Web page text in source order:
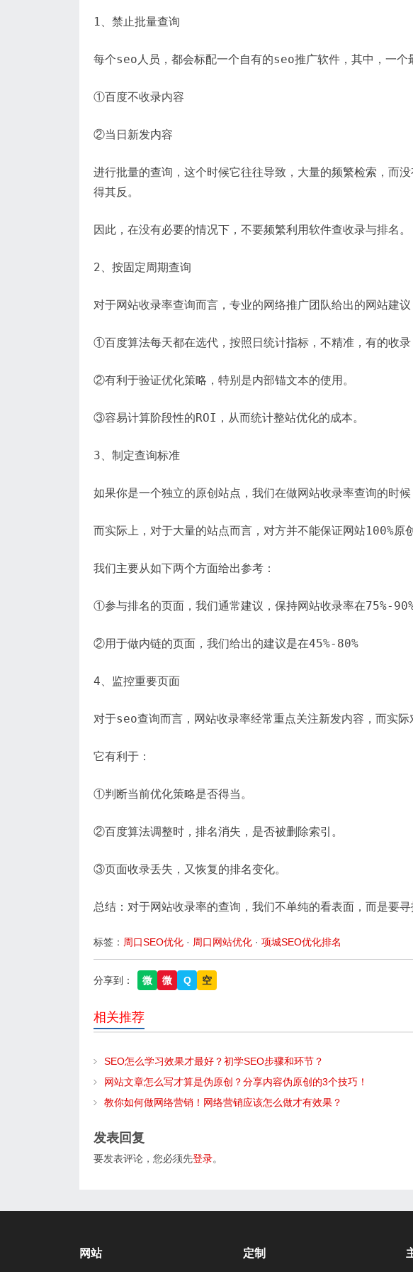
1、禁止批量查询
每个seo人员，都会标配一个自有的seo推广软件，其中，一个
①百度不收录内容
②当日新发内容
进行批量的查询，这个时候它往往导致，大量的频繁检索，而
得其反。
因此，在没有必要的情况下，不要频繁利用软件查收录与排名。
2、按固定周期查询
对于网站收录率查询而言，专业的网络推广团队给出的网站建
①百度算法每天都在选代，按照日统计指标，不精准，有的收录
②有利于验证优化策略，特别是内部锚文本的使用。
③容易计算阶段性的ROI，从而统计整站优化的成本。
3、制定查询标准
如果你是一个独立的原创站点，我们在做网站收录率查询的时
而实际上，对于大量的站点而言，对方并不能保证网站100%原
我们主要从如下两个方面给出参考：
①参与排名的页面，我们通常建议，保持网站收录率在75%-
②用于做内链的页面，我们给出的建议是在45%-80%
4、监控重要页面
对于seo查询而言，网站收录率经常重点关注新发内容，而实
它有利于：
①判断当前优化策略是否得当。
②百度算法调整时，排名消失，是否被删除索引。
③页面收录丢失，又恢复的排名变化。
总结：对于网站收录率的查询，我们不单纯的看表面，而是要
标签： 周口SEO优化 · 周口网站优化 · 项城SEO优化排名
分享到： 微 微 Q 空
相关推荐
SEO怎么学习效果才最好？初学SEO步骤和环节？
网站文章怎么写才算是伪原创？分享内容伪原创的3个技巧！
教你如何做网络营销！网络营销应该怎么做才有效果？
发表回复
要发表评论，您必须先登录。
网站 定制